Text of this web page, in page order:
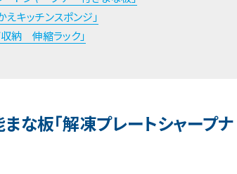
えキッチンスポンジ」
収納 伸縮ラック」
な板「解凍プレートシャープナ